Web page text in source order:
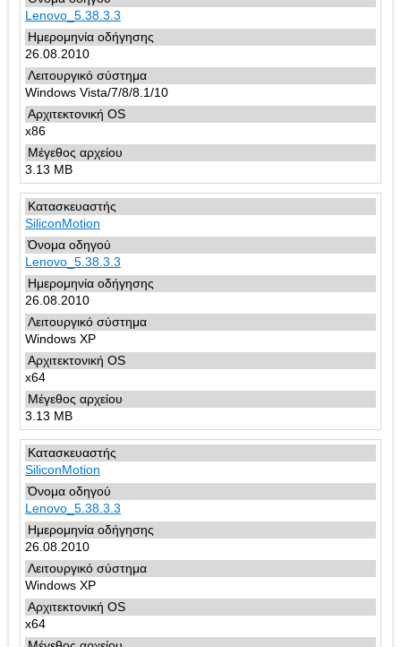
Lenovo_5.38.3.3
26.08.2010
Windows Vista/7/8/8.1/10
x86
3.13 MB
SiliconMotion
Lenovo_5.38.3.3
26.08.2010
Windows XP
x64
3.13 MB
SiliconMotion
Lenovo_5.38.3.3
26.08.2010
Windows XP
x64